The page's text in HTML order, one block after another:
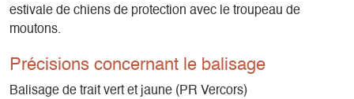
estivale de chiens de protection avec le troupeau de
moutons.
Précisions concernant le balisage
Balisage de trait vert et jaune (PR Vercors)